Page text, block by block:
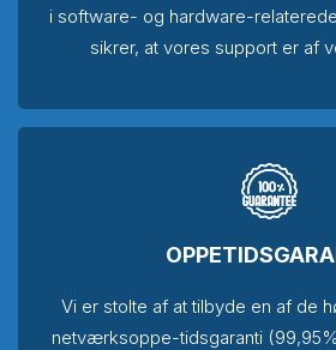
i software- og hardware-
sikrer, at vores support er af
Vi er stolte af at tilbyde en af de
netværksoppe-tidsgaranti